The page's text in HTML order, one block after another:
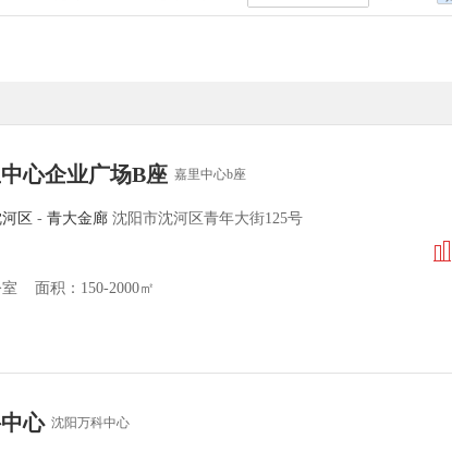
心企业广场B座 嘉里中心b座
区 - 青大金廊 沈阳市沈河区青年大街125号
室 面积：150-2000㎡
心沈阳万科中心